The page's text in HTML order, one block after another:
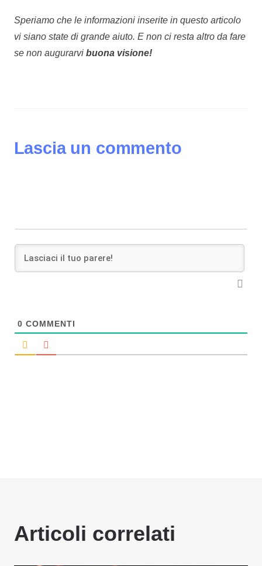
Speriamo che le informazioni inserite in questo articolo
vi siano state di grande aiuto. E non ci resta altro da fare
se non augurarvi buona visione!
Lascia un commento
0 COMMENTI
Articoli correlati